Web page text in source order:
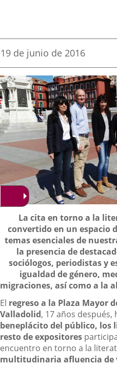
Fecha
la
noticia
19 de junio de 2016
Descripción
La cita en torno a la
convertido en un espacio
temas esenciales de
la presencia de
sociólogos, periodistas y
igualdad de género,
migraciones, así como a la
El regreso a la Plaza Mayor
Valladolid, 17 años después,
beneplácito del público, los
resto de expositores
encuentro en torno a la
multitudinaria afluencia de